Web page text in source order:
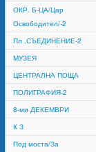
ОКР. Б-ЦА/Цар
Освободител/-2
Пл .СЪЕДИНЕНИЕ-2
МУЗЕЯ
ЦЕНТРАЛНА ПОЩА
ПОЛИГРАФИЯ-2
8-ми ДЕКЕМВРИ
К З
Под моста/За